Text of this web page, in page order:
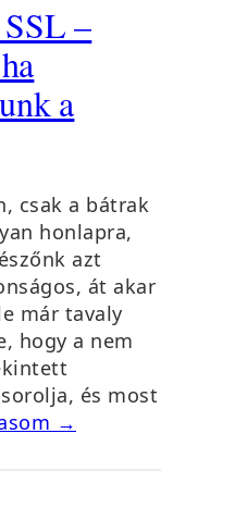
–
a
csak a bátrak
honlapra,
azt
át akar
már tavaly
hogy a nem
és most
→